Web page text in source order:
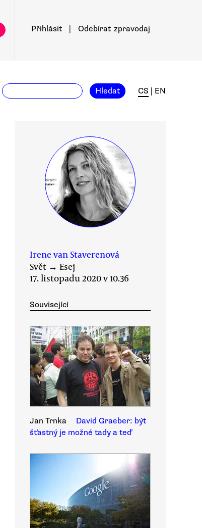
Přihlásit Odebírat zpravodaj
Hledat CS EN
Irene van Staverenová
Svět → Esej
17. listopadu 2020 v 10.36
Související
Jan Trnka
David Graeber: být
šťastný je možné tady a teď